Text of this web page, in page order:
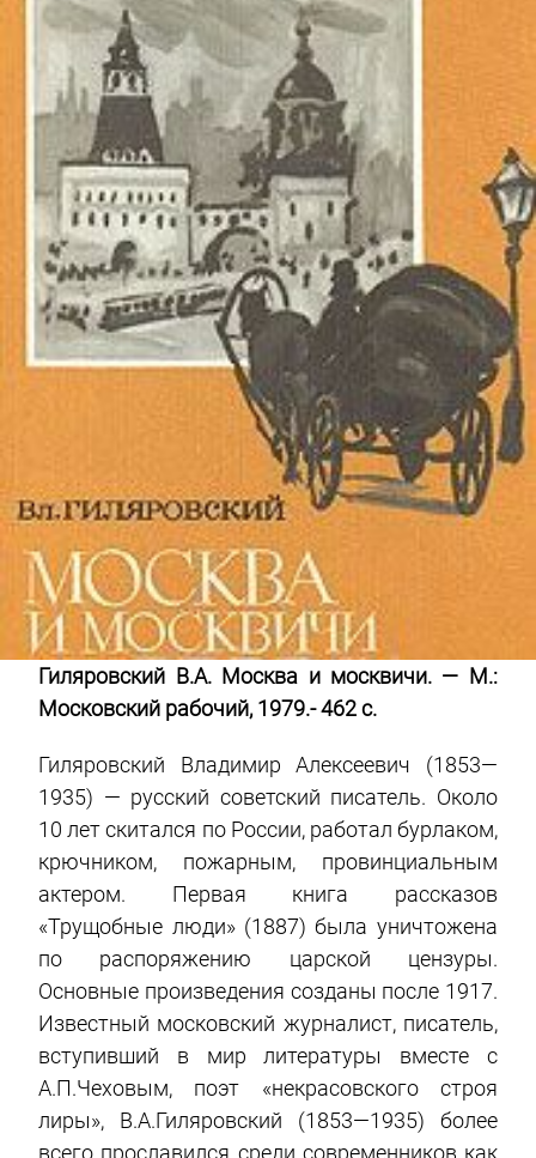
Гиляровский В.А. Москва и москвичи. — М.:
Московский рабочий, 1979.- 462 с.
Гиляровский Владимир Алексеевич (1853—
1935) — русский советский писатель. Около
10 лет скитался по России, работал бурлаком,
крючником, пожарным, провинциальным
актером. Первая книга рассказов
«Трущобные люди» (1887) была уничтожена
по распоряжению царской цензуры.
Основные произведения созданы после 1917.
Известный московский журналист, писатель,
вступивший в мир литературы вместе с
А.П.Чеховым, поэт «некрасовского строя
лиры», В.А.Гиляровский (1853—1935) более